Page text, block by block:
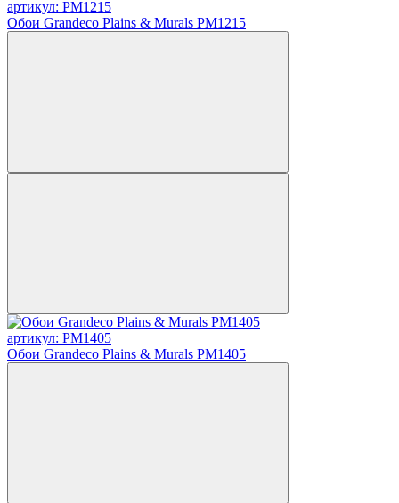
артикул: PM1215
Обои Grandeco Plains & Murals PM1215
артикул: PM1405
Обои Grandeco Plains & Murals PM1405